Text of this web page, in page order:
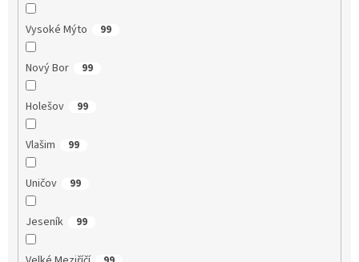
Vysoké Mýto 99
Nový Bor 99
Holešov 99
Vlašim 99
Uničov 99
Jeseník 99